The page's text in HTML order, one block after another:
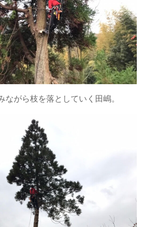
ながら枝を落としていく田嶋。